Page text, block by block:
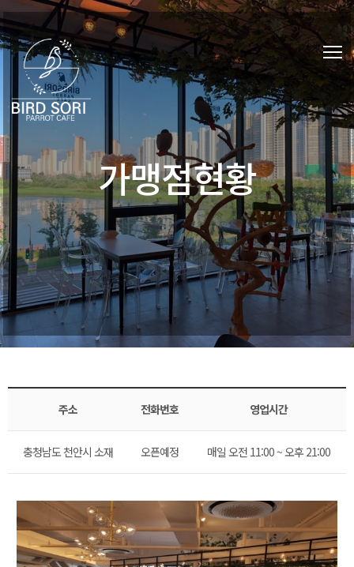
가맹점현황
주소 전화번호 영업시간
충청남도 천안시 소재 오픈예정 매일 오전 11:00 ~ 오후 21:00